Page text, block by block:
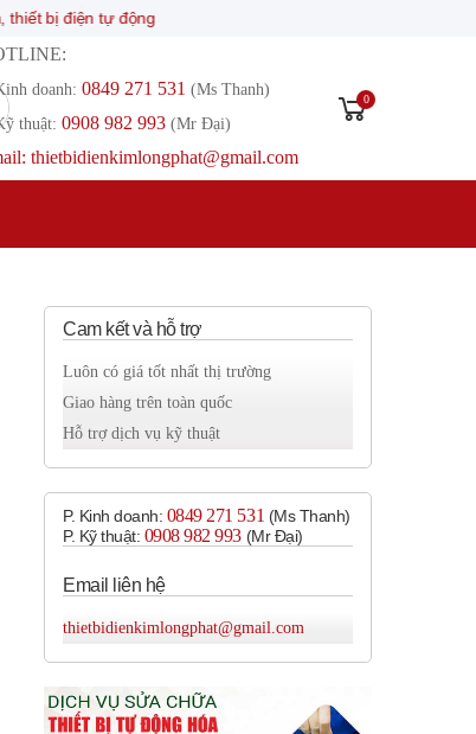
tự động
doanh: 0849 271 531 (Ms Thanh)
thuật: 0908 982 993​ (Mr Đại)
thietbidienkimlongphat@gmail.com
0
Cam kết và hỗ trợ
Luôn có giá tốt nhất thị trường
Giao hàng trên toàn quốc
Hỗ trợ dịch vụ kỹ thuật
P. Kinh doanh: 0849 271 531 (Ms Thanh)
P. Kỹ thuật: 0908 982 993​ (Mr Đại)
Email liên hệ
thietbidienkimlongphat@gmail.com